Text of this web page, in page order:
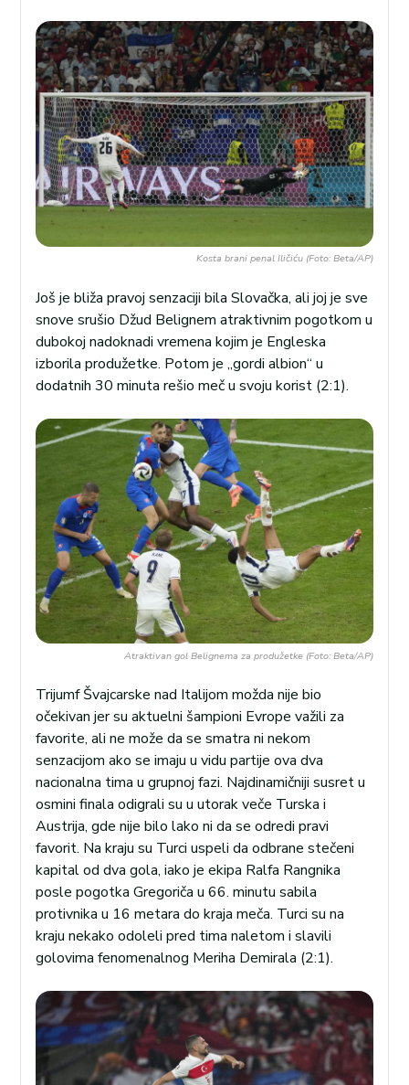
Kosta brani penal Iličiću (Foto: Beta/AP)
Još je bliža pravoj senzaciji bila Slovačka, ali joj je sve
snove srušio Džud Belignem atraktivnim pogotkom u
dubokoj nadoknadi vremena kojim je Engleska
izborila produžetke. Potom je „gordi albion“ u
dodatnih 30 minuta rešio meč u svoju korist (2:1).
Atraktivan gol Belignema za produžetke (Foto: Beta/AP)
Trijumf Švajcarske nad Italijom možda nije bio
očekivan jer su aktuelni šampioni Evrope važili za
favorite, ali ne može da se smatra ni nekom
senzacijom ako se imaju u vidu partije ova dva
nacionalna tima u grupnoj fazi. Najdinamičniji susret u
osmini finala odigrali su u utorak veče Turska i
Austrija, gde nije bilo lako ni da se odredi pravi
favorit. Na kraju su Turci uspeli da odbrane stečeni
kapital od dva gola, iako je ekipa Ralfa Rangnika
posle pogotka Gregoriča u 66. minutu sabila
protivnika u 16 metara do kraja meča. Turci su na
kraju nekako odoleli pred tima naletom i slavili
golovima fenomenalnog Meriha Demirala (2:1).